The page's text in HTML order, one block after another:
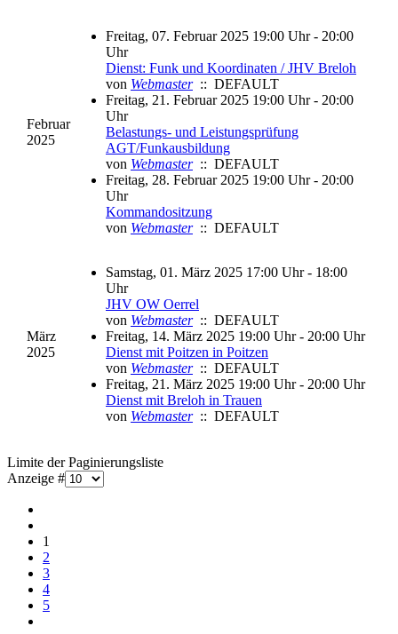
Februar
2025
Freitag, 07. Februar 2025 19:00 Uhr - 20:00
Uhr
Dienst: Funk und Koordinaten / JHV Breloh
von Webmaster:: DEFAULT
Freitag, 21. Februar 2025 19:00 Uhr - 20:00
Uhr
Belastungs- und Leistungsprüfung
AGT/Funkausbildung
von Webmaster:: DEFAULT
Freitag, 28. Februar 2025 19:00 Uhr - 20:00
Uhr
Kommandositzung
von Webmaster:: DEFAULT
März
2025
Samstag, 01. März 2025 17:00 Uhr - 18:00
Uhr
JHV OW Oerrel
von Webmaster:: DEFAULT
Freitag, 14. März 2025 19:00 Uhr - 20:00 Uhr
Dienst mit Poitzen in Poitzen
von Webmaster:: DEFAULT
Freitag, 21. März 2025 19:00 Uhr - 20:00 Uhr
Dienst mit Breloh in Trauen
von Webmaster:: DEFAULT
Limite der Paginierungsliste
Anzeige #
1
2
3
4
5